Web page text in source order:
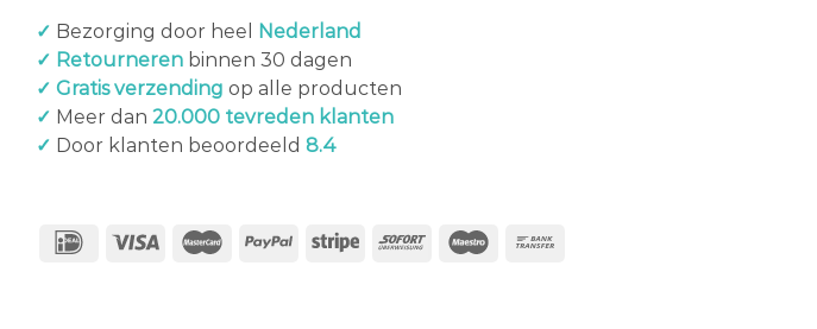
✓ Bezorging door heel
Nederland
✓ Retourneren binnen 30 dagen
✓ Gratis verzending op alle producten
✓ Meer dan 20.000 tevreden klanten
✓ Door klanten beoordeeld 8.4